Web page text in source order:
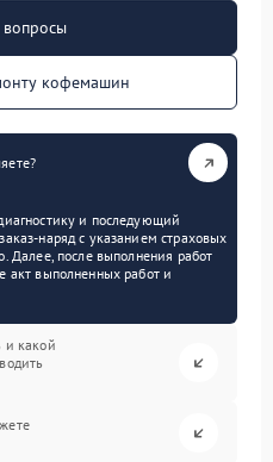
кофемашин
и последующий
наряд с указанием страховых
Далее, после выполнения работ
акт выполненных работ и
и какой